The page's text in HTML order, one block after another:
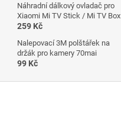
Náhradní dálkový ovladač pro
Xiaomi Mi TV Stick / Mi TV Box
259 Kč
Nalepovací 3M polštářek na
držák pro kamery 70mai
99 Kč